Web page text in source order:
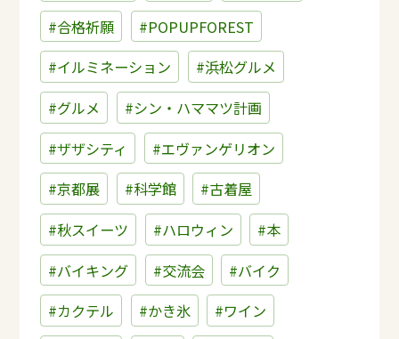
#合格祈願
#POPUPFOREST
#イルミネーション
#浜松グルメ
#グルメ
#シン・ハママツ計画
#ザザシティ
#エヴァンゲリオン
#京都展
#科学館
#古着屋
#秋スイーツ
#ハロウィン
#本
#バイキング
#交流会
#バイク
#カクテル
#かき氷
#ワイン